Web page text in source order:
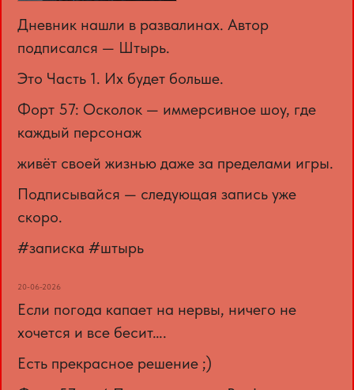
Дневник нашли в развалинах. Автор
подписался — Штырь.
Это Часть 1. Их будет больше.
Форт 57: Осколок — иммерсивное шоу, где
каждый персонаж
живёт своей жизнью даже за пределами игры.
Подписывайся — следующая запись уже
скоро.
#записка #штырь
20-06-2026
Если погода капает на нервы, ничего не
хочется и все бесит….
Есть прекрасное решение ;)